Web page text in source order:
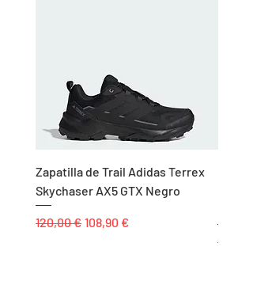
Zapatilla de Trail Adidas Terrex
Skychaser AX5 GTX Negro
Precio
120,00 € Precio de oferta
108,90 €
Precio
25,00 €